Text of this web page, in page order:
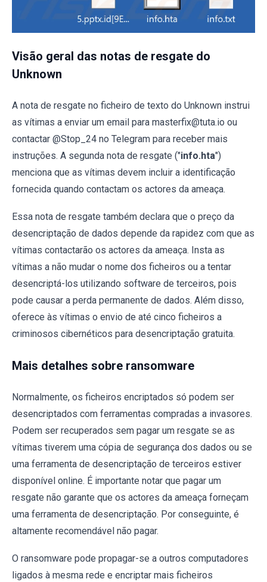
Visão geral das notas de resgate do
Unknown
A nota de resgate no ficheiro de texto do Unknown instrui
as vítimas a enviar um email para masterfix@tuta.io ou
contactar @Stop_24 no Telegram para receber mais
instruções. A segunda nota de resgate ("info.hta")
menciona que as vítimas devem incluir a identificação
fornecida quando contactam os actores da ameaça.
Essa nota de resgate também declara que o preço da
desencriptação de dados depende da rapidez com que as
vítimas contactarão os actores da ameaça. Insta as
vítimas a não mudar o nome dos ficheiros ou a tentar
desencriptá-los utilizando software de terceiros, pois
pode causar a perda permanente de dados. Além disso,
oferece às vítimas o envio de até cinco ficheiros a
criminosos cibernéticos para desencriptação gratuita.
Mais detalhes sobre ransomware
Normalmente, os ficheiros encriptados só podem ser
desencriptados com ferramentas compradas a invasores.
Podem ser recuperados sem pagar um resgate se as
vítimas tiverem uma cópia de segurança dos dados ou se
uma ferramenta de desencriptação de terceiros estiver
disponível online. É importante notar que pagar um
resgate não garante que os actores da ameaça forneçam
uma ferramenta de desencriptação. Por conseguinte, é
altamente recomendável não pagar.
O ransomware pode propagar-se a outros computadores
ligados à mesma rede e encriptar mais ficheiros